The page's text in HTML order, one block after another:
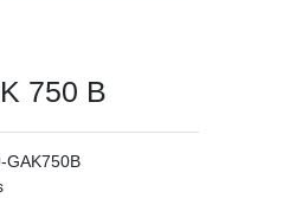
750 B
GAK750B